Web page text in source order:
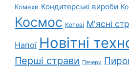
Комахи Кондитерські вироби
Космос Котові М'ясні
Напої Новітні
Перші страви Печери